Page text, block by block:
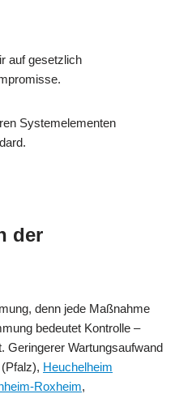
auf gesetzlich
Systemelementen
der
denn jede Maßnahme
bedeutet Kontrolle –
Geringerer Wartungsaufwand
Heuchelheim
Roxheim,